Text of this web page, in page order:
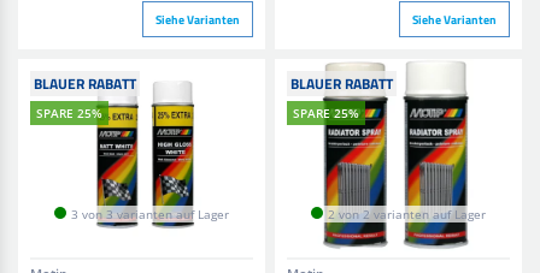
Siehe Varianten Siehe Varianten
BLAUER RABATT
SPARE 25%
3 von 3 varianten auf Lager
BLAUER RABATT
SPARE 25%
2 von 2 varianten auf Lager